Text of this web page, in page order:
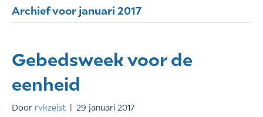
Archief voor januari 2017
Gebedsweek voor de
eenheid
Door rvkzeist | 29 januari 2017